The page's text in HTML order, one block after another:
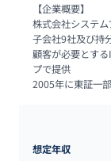
【企業概要】
株式会社システ
子会社9社及び持
顧客が必要とす
プで提供
2005年に東証一
想定年収